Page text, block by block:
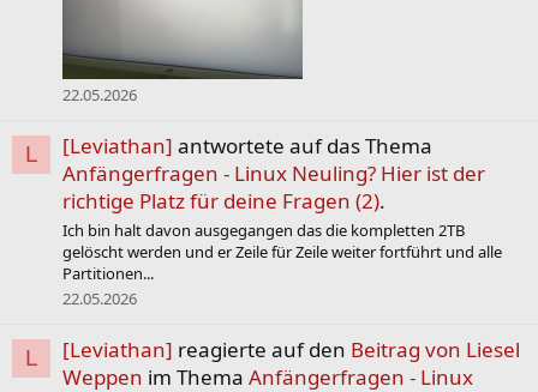
22.05.2026
L [Leviathan] antwortete auf das Thema
Anfängerfragen - Linux Neuling? Hier ist der
richtige Platz für deine Fragen (2).
Ich bin halt davon ausgegangen das die kompletten 2TB
gelöscht werden und er Zeile für Zeile weiter fortführt und alle
Partitionen...
22.05.2026
L [Leviathan] reagierte auf den Beitrag von Liesel
Weppen im Thema Anfängerfragen - Linux